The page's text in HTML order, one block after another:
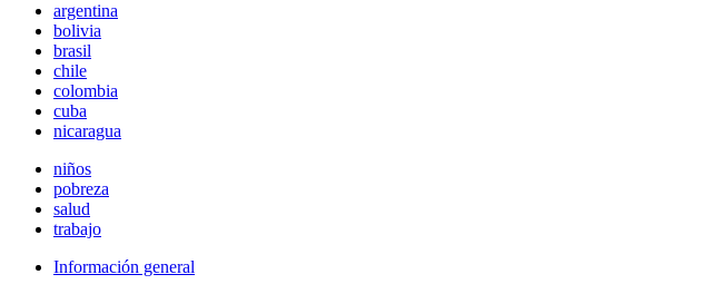
argentina
bolivia
brasil
chile
colombia
cuba
nicaragua
niños
pobreza
salud
trabajo
Información general